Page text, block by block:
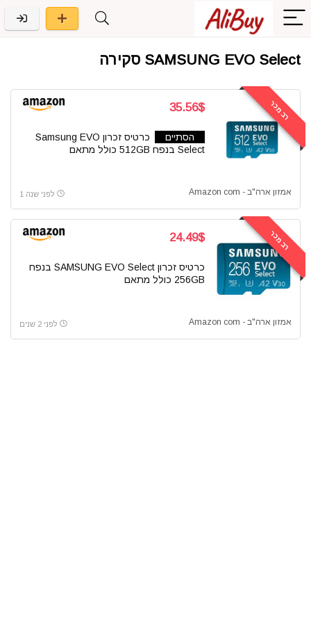
SAMSUNG EVO Select סקירה
רב מכר 35.56$
הסתיים
כרטיס זכרון Samsung EVO
Select בנפח 512GB כולל מתאם
אמזון ארה"ב - Amazon com לפני שנה 1
רב מכר 24.49$
כרטיס זכרון SAMSUNG EVO Select בנפח
256GB כולל מתאם
אמזון ארה"ב - Amazon com לפני 2 שנים